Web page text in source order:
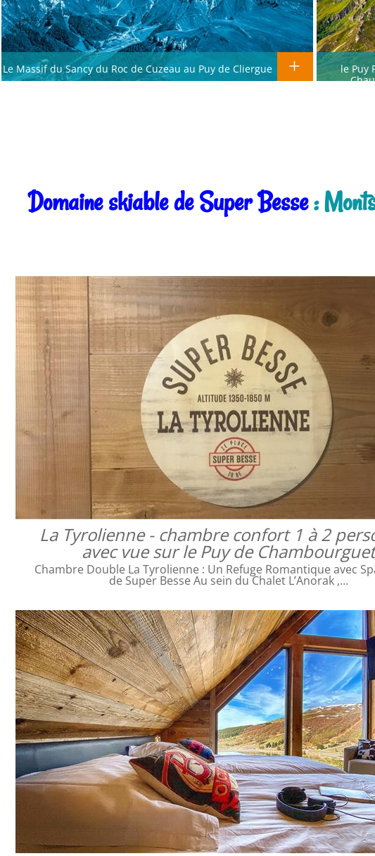
Le Massif du Sancy du Roc de Cuzeau au Puy de Cliergue
le Puy
Domaine skiable de Super Besse:
La Tyrolienne - chambre confort 1 à 2
avec vue sur le Puy de Chambourguet
Chambre Double La Tyrolienne : Un Refuge Romantique avec
de Super Besse Au sein du Chalet L’Anorak ,…